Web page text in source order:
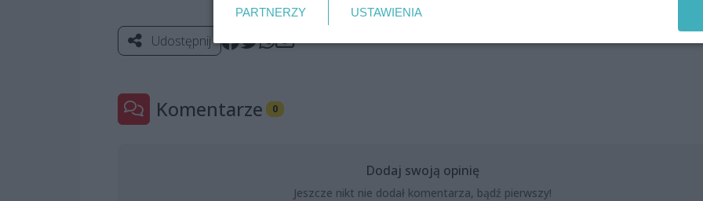
Udostępnij
Komentarze 0
Dodaj swoją opinię
Jeszcze nikt nie dodał komentarza, bądź pierwszy!
PARTNERZY USTAWIENIA